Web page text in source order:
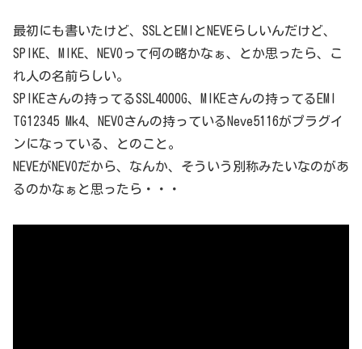
最初にも書いたけど、SSLとEMIとNEVEらしいんだけど、
SPIKE、MIKE、NEVOって何の略かなぁ、とか思ったら、こ
れ人の名前らしい。
SPIKEさんの持ってるSSL4000G、MIKEさんの持ってるEMI
TG12345 Mk4、NEVOさんの持っているNeve5116がプラグイ
ンになっている、とのこと。
NEVEがNEVOだから、なんか、そういう別称みたいなのがあ
るのかなぁと思ったら・・・